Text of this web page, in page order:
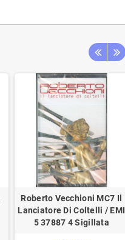
Roberto Vecchioni ‎‎‎‎‎‎MC7 Il
Lanciatore Di Coltelli / EMI
5 37887 4 Sigillata